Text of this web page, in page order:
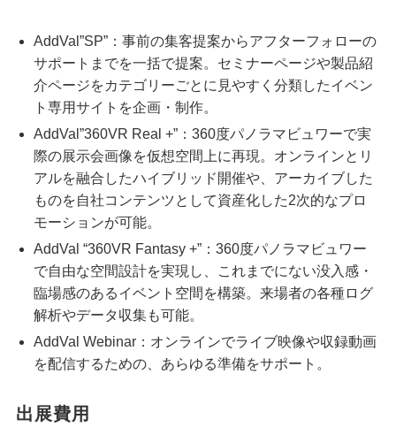
AddVal”SP”：事前の集客提案からアフターフォローの
サポートまでを一括で提案。セミナーページや製品紹
介ページをカテゴリーごとに見やすく分類したイベン
ト専用サイトを企画・制作。
AddVal”360VR Real +”：360度パノラマビュワーで実
際の展示会画像を仮想空間上に再現。オンラインとリ
アルを融合したハイブリッド開催や、アーカイブした
ものを自社コンテンツとして資産化した2次的なプロ
モーションが可能。
AddVal “360VR Fantasy +”：360度パノラマビュワー
で自由な空間設計を実現し、これまでにない没入感・
臨場感のあるイベント空間を構築。来場者の各種ログ
解析やデータ収集も可能。
AddVal Webinar：オンラインでライブ映像や収録動画
を配信するための、あらゆる準備をサポート。
出展費用